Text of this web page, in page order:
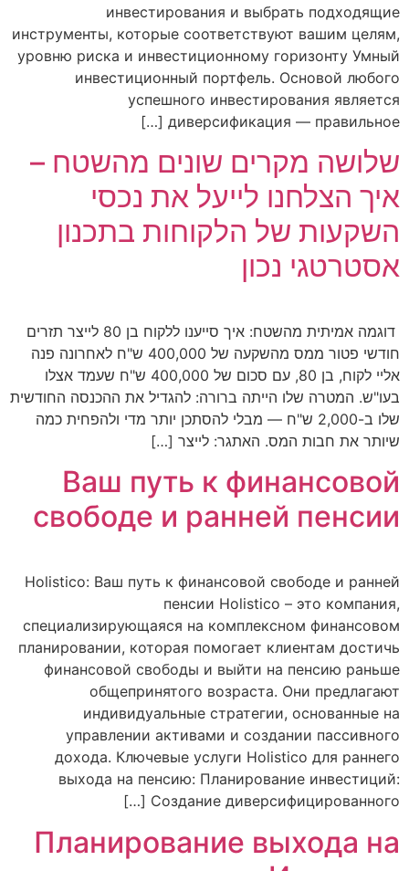
инвестирования и выбрать подходящие
инструменты, которые соответствуют вашим целям,
уровню риска и инвестиционному горизонту Умный
инвестиционный портфель. Основой любого
успешного инвестирования является
диверсификация — правильное […]
שלושה מקרים שונים מהשטח –
איך הצלחנו לייעל את נכסי
השקעות של הלקוחות בתכנון
אסטרטגי נכון
דוגמה אמיתית מהשטח: איך סייענו ללקוח בן 80 לייצר תזרים
חודשי פטור ממס מהשקעה של 400,000 ש"ח לאחרונה פנה
אליי לקוח, בן 80, עם סכום של 400,000 ש"ח שעמד אצלו
בעו"ש. המטרה שלו הייתה ברורה: להגדיל את ההכנסה החודשית
שלו ב-2,000 ש"ח — מבלי להסתכן יותר מדי ולהפחית כמה
שיותר את חבות המס. האתגר: לייצר […]
Ваш путь к финансовой
свободе и ранней пенсии
Holistico: Ваш путь к финансовой свободе и ранней
пенсии Holistico – это компания,
специализирующаяся на комплексном финансовом
планировании, которая помогает клиентам достичь
финансовой свободы и выйти на пенсию раньше
общепринятого возраста. Они предлагают
индивидуальные стратегии, основанные на
управлении активами и создании пассивного
дохода. Ключевые услуги Holistico для раннего
выхода на пенсию: Планирование инвестиций:
Создание диверсифицированного […]
Планирование выхода на